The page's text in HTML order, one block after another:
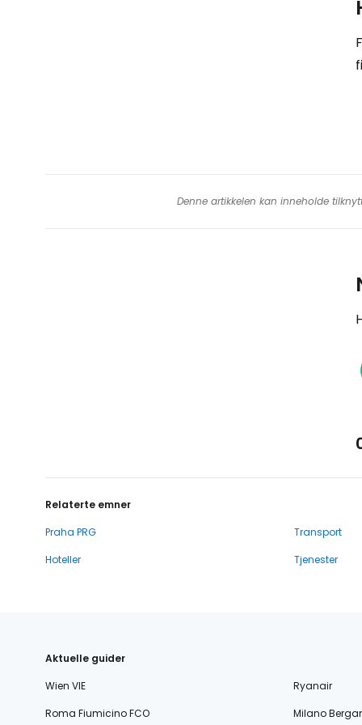
Denne artikkelen kan inneholde
Relaterte emner
Praha PRG
Transport
Hoteller
Tjenester
Aktuelle guider
Wien VIE
Ryanair
Roma Fiumicino FCO
Milano